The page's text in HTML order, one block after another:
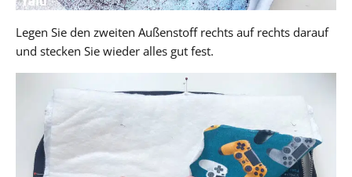
Legen Sie den zweiten Außenstoff rechts auf rechts darauf
und stecken Sie wieder alles gut fest.